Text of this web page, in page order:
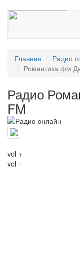
Главная Радио
Романтика фм
Радио
FM
vol +
vol -